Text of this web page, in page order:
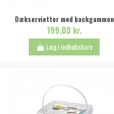
Dækservietter med backgammon
199,00 kr.
Læg i indkøbskurv